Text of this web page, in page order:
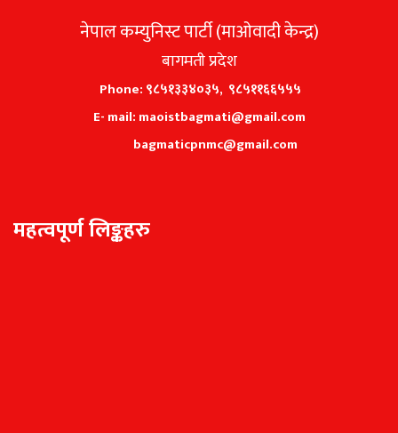
नेपाल कम्युनिस्ट पार्टी (माओवादी केन्द्र)
बागमती प्रदेश
Phone: ९८५१३३४०३५, ९८५११६६५५५
E- mail: maoistbagmati@gmail.com
bagmaticpnmc@gmail.com
महत्वपूर्ण लिङ्कहरु